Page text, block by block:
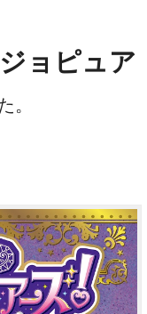
ョピュア
。